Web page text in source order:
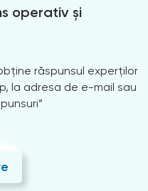
operativ și
răspunsul experților
la adresa de e-mail sau